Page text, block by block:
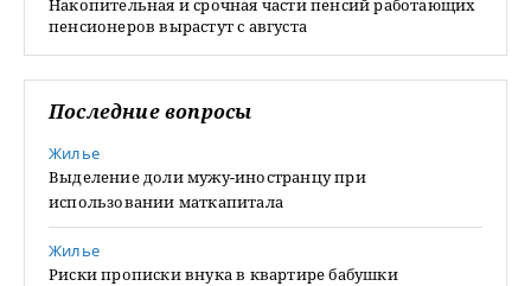
Накопительная и срочная части пенсий работающих
пенсионеров вырастут с августа
Последние вопросы
Жилье
Выделение доли мужу-иностранцу при
использовании маткапитала
Жилье
Риски прописки внука в квартире бабушки